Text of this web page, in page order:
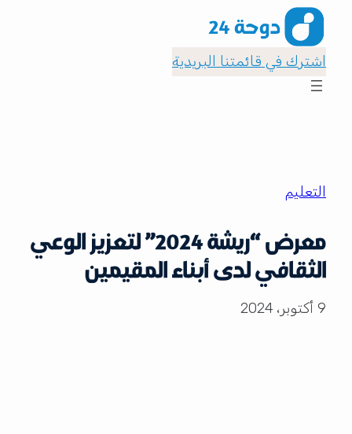
اشترك في قائمتنا البريدية
التعليم
معرض “ريشة 2024” لتعزيز الوعي
الثقافي لدى أبناء المقيمين
9 أكتوبر، 2024